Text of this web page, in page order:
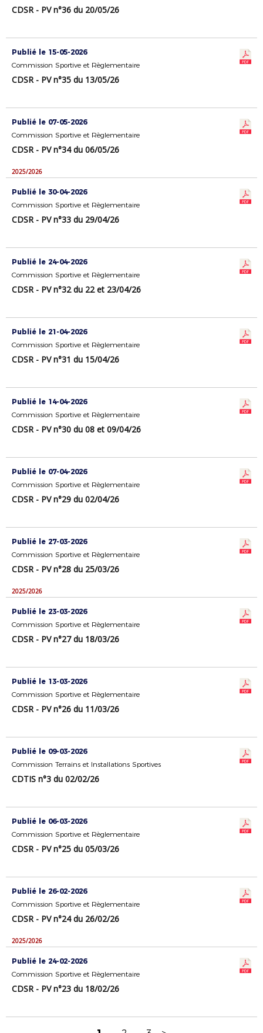
CDSR - PV n°36 du 20/05/26
Publié le 15-05-2026
Commission Sportive et Règlementaire
CDSR - PV n°35 du 13/05/26
Publié le 07-05-2026
Commission Sportive et Règlementaire
CDSR - PV n°34 du 06/05/26
2025/2026
Publié le 30-04-2026
Commission Sportive et Règlementaire
CDSR - PV n°33 du 29/04/26
Publié le 24-04-2026
Commission Sportive et Règlementaire
CDSR - PV n°32 du 22 et 23/04/26
Publié le 21-04-2026
Commission Sportive et Règlementaire
CDSR - PV n°31 du 15/04/26
Publié le 14-04-2026
Commission Sportive et Règlementaire
CDSR - PV n°30 du 08 et 09/04/26
Publié le 07-04-2026
Commission Sportive et Règlementaire
CDSR - PV n°29 du 02/04/26
Publié le 27-03-2026
Commission Sportive et Règlementaire
CDSR - PV n°28 du 25/03/26
2025/2026
Publié le 23-03-2026
Commission Sportive et Règlementaire
CDSR - PV n°27 du 18/03/26
Publié le 13-03-2026
Commission Sportive et Règlementaire
CDSR - PV n°26 du 11/03/26
Publié le 09-03-2026
Commission Terrains et Installations Sportives
CDTIS n°3 du 02/02/26
Publié le 06-03-2026
Commission Sportive et Règlementaire
CDSR - PV n°25 du 05/03/26
Publié le 26-02-2026
Commission Sportive et Règlementaire
CDSR - PV n°24 du 26/02/26
2025/2026
Publié le 24-02-2026
Commission Sportive et Règlementaire
CDSR - PV n°23 du 18/02/26